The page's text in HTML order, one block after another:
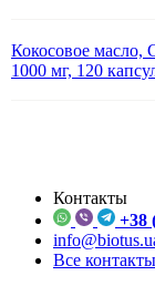
Кокосовое масло,
1000 мг, 120
Контакты
+38
Все контакты